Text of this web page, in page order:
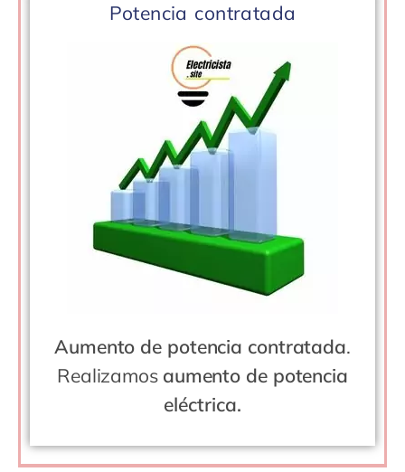
Potencia contratada
Aumento de potencia contratada.
Realizamos aumento de potencia
eléctrica.